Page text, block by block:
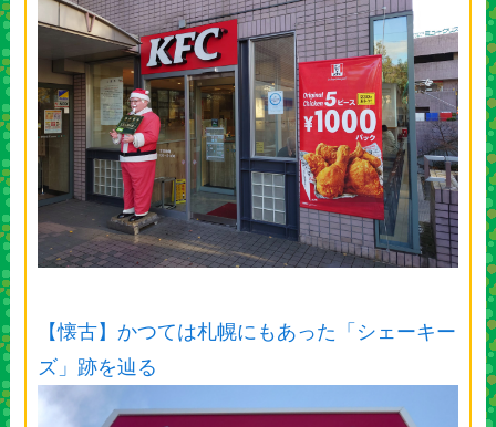
【懐古】かつては札幌にもあった「シェーキー
ズ」跡を辿る